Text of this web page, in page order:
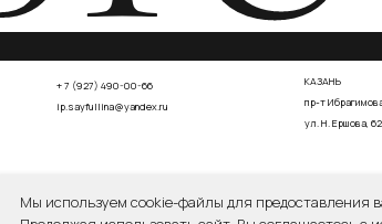
Мы используем cookie-файлы для предоставления